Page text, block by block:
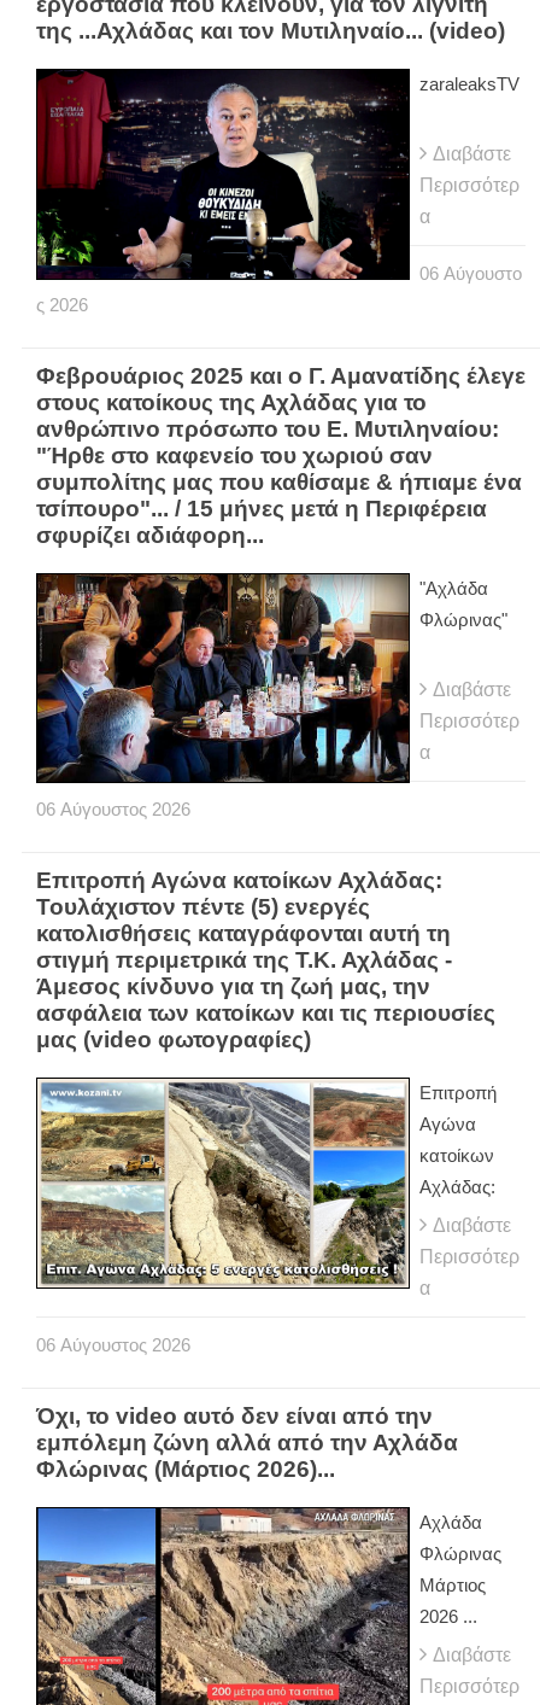
της ...Αχλάδας και τον Μυτιληναίο... (video)
zaraleaksTV
Διαβάστε
Περισσότερ
α
06 Αύγουστο
ς 2026
Φεβρουάριος 2025 και ο Γ. Αμανατίδης έλεγε
στους κατοίκους της Αχλάδας για το
ανθρώπινο πρόσωπο του Ε. Μυτιληναίου:
"Ήρθε στο καφενείο του χωριού σαν
συμπολίτης μας που καθίσαμε & ήπιαμε ένα
τσίπουρο"... / 15 μήνες μετά η Περιφέρεια
σφυρίζει αδιάφορη...
"Αχλάδα
Φλώρινας"
Διαβάστε
Περισσότερ
α
06 Αύγουστος 2026
Eπιτροπή Αγώνα κατοίκων Αχλάδας:
Τουλάχιστον πέντε (5) ενεργές
κατολισθήσεις καταγράφονται αυτή τη
στιγμή περιμετρικά της Τ.Κ. Αχλάδας -
Άμεσος κίνδυνο για τη ζωή μας, την
ασφάλεια των κατοίκων και τις περιουσίες
μας (video φωτογραφίες)
Eπιτροπή
Αγώνα
κατοίκων
Αχλάδας:
Διαβάστε
Περισσότερ
α
06 Αύγουστος 2026
Όχι, το video αυτό δεν είναι από την
εμπόλεμη ζώνη αλλά από την Αχλάδα
Φλώρινας (Μάρτιος 2026)...
Αχλάδα
Φλώρινας
Μάρτιος
2026 ...
Διαβάστε
Περισσότερ